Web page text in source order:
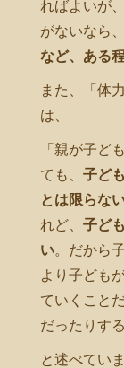
ればよいが
がないなら、
など、ある
また、「体
は、
「親が子ど
ても、 子ど
とは限らな
れど、 子ど
い。だから
より子ども
ていくこと
だったりす
と述べていま